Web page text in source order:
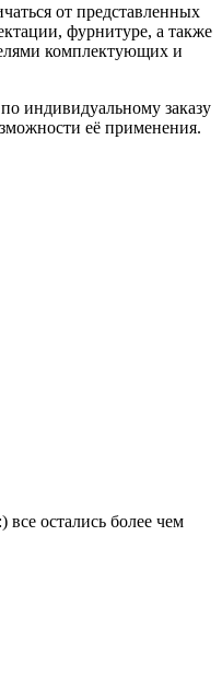
от представленных
фурнитуре, а также
комплектующих и
индивидуальному заказу
её применения.
остались более чем